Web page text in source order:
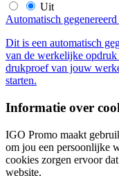
Uit
Automatisch
Dit is een automatisch
van de werkelijke opdruk
drukproef van jouw
starten.
Informatie over
IGO Promo maakt
om jou een persoonlijke
cookies zorgen ervoor
website.